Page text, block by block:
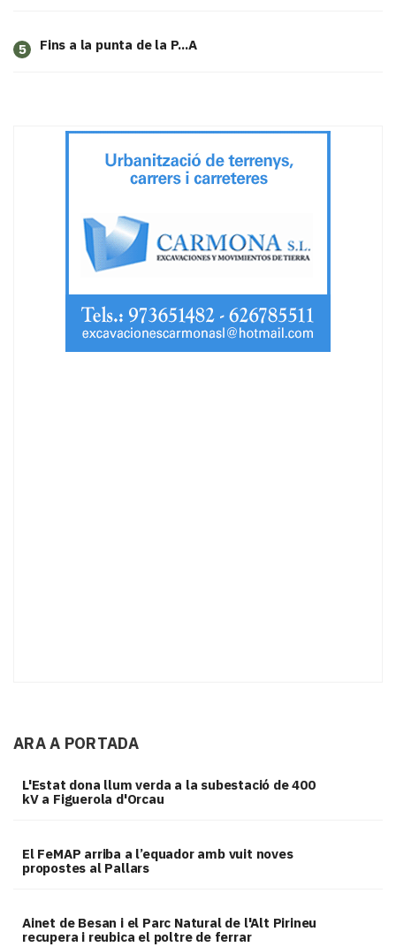
5 Fins a la punta de la P...A
ARA A PORTADA
L'Estat dona llum verda a la subestació de 400
kV a Figuerola d'Orcau
El FeMAP arriba a l’equador amb vuit noves
propostes al Pallars
Ainet de Besan i el Parc Natural de l'Alt Pirineu
recupera i reubica el poltre de ferrar